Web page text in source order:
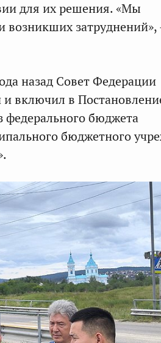
для их решения. «Мы
возникших
назад Совет Федерации
включил в
бюджета
бюджетного